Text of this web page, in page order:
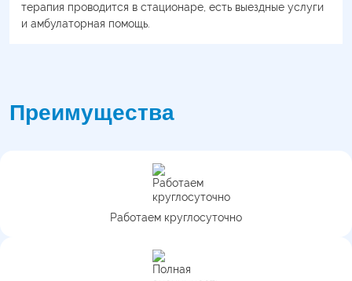
терапия проводится в стационаре, есть выездные услуги
и амбулаторная помощь.
Преимущества
Работаем круглосуточно